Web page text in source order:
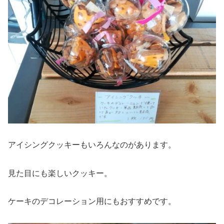
アイシングクッキーもいろんなのがあります。
見た目にも楽しいクッキー。
ケーキのデコレーション用にもおすすめです。